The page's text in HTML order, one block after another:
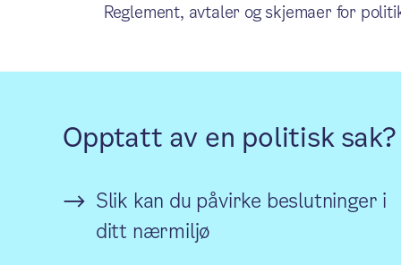
Reglement, avtaler og skjemaer for
Opptatt av en politisk sak?
Slik kan du påvirke beslutninger i
ditt nærmiljø